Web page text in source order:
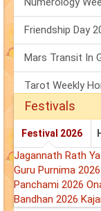
Festivals
Festival 2026
Jagannath Rath
Guru Purnima 2026
Panchami 2026
Bandhan 2026